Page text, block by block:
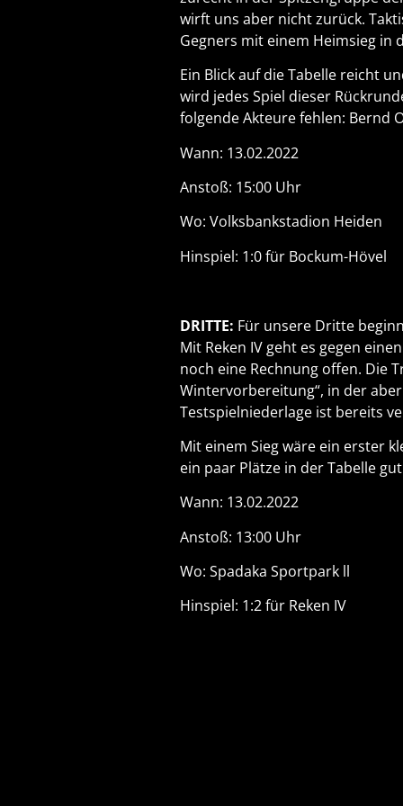
wirft uns aber nicht zurück.
Gegners mit einem Heimsieg in
Ein Blick auf die Tabelle reicht
wird jedes Spiel dieser
folgende Akteure fehlen: Bernd
Wann: 13.02.2022
Anstoß: 15:00 Uhr
Wo: Volksbankstadion Heiden
Hinspiel: 1:0 für Bockum-Hövel
DRITTE: Für unsere Dritte
Mit Reken IV geht es gegen
noch eine Rechnung offen. Die
Wintervorbereitung“, in der
Testspielniederlage ist bereits
Mit einem Sieg wäre ein erster
ein paar Plätze in der Tabelle
Wann: 13.02.2022
Anstoß: 13:00 Uhr
Wo: Spadaka Sportpark ll
Hinspiel: 1:2 für Reken IV